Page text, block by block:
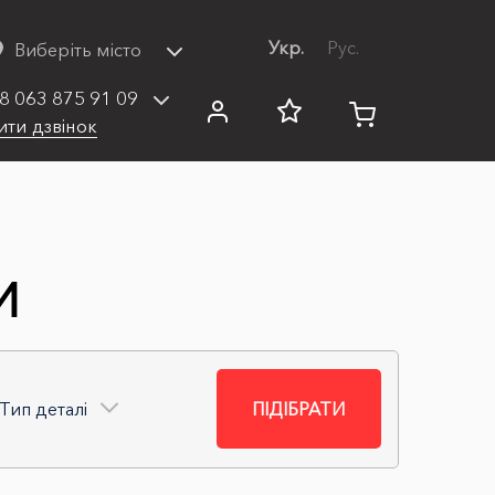
Виберіть місто Укр. Рус.
063 875 91 09
дзвінок
деталі ПІДІБРАТИ